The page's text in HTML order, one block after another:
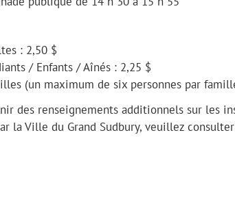
: 2,50 $
/ Enfants / Aînés : 2,25 $
(un maximum de six personnes par
des renseignements additionnels sur les
la Ville du Grand Sudbury, veuillez